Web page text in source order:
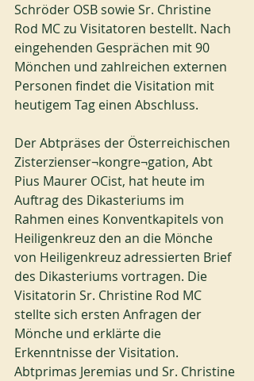
Schröder OSB sowie Sr. Christine
Rod MC zu Visitatoren bestellt. Nach
eingehenden Gesprächen mit 90
Mönchen und zahlreichen externen
Personen findet die Visitation mit
heutigem Tag einen Abschluss.
Der Abtpräses der Österreichischen
Zisterzienser¬kongre¬gation, Abt
Pius Maurer OCist, hat heute im
Auftrag des Dikasteriums im
Rahmen eines Konventkapitels von
Heiligenkreuz den an die Mönche
von Heiligenkreuz adressierten Brief
des Dikasteriums vortragen. Die
Visitatorin Sr. Christine Rod MC
stellte sich ersten Anfragen der
Mönche und erklärte die
Erkenntnisse der Visitation.
Abtprimas Jeremias und Sr. Christine